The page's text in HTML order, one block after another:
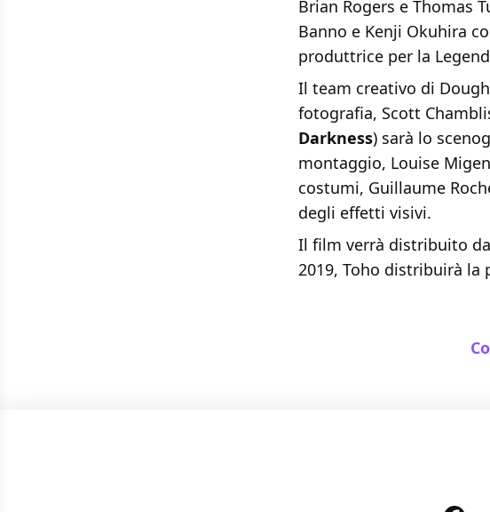
Brian Rogers e Thomas
Banno e Kenji Okuhira
produttrice per la
Il team creativo di
fotografia, Scott
Darkness) sarà lo
montaggio, Louise
costumi, Guillaume
degli effetti visivi.
Il film verrà distribuito
2019, Toho distribuirà la